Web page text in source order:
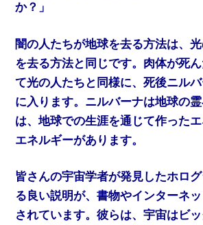
か？」
闇の人たちが地球を去る方法は、
を去る方法と同じです。肉体が死
て光の人たちと同様に、死後ニル
に入ります。ニルバーナは地球の
は、地球での生涯を通じて作った
エネルギーがあります。
皆さんの宇宙学者が発見したホロ
る良い説明が、書物やインターネ
されています。彼らは、宇宙はビ